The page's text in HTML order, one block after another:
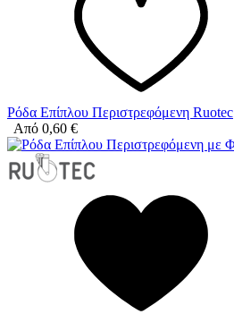
Ρόδα Επίπλου Περιστρεφόμενη Ruotec
Από 0,60 €